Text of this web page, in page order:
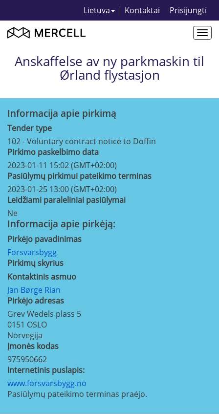
Lietuva Kontaktai Prisijungti
Anskaffelse av ny parkmaskin til
Ørland flystasjon
Informacija apie pirkimą
Tender type
102 - Voluntary contract notice to Doffin
Pirkimo paskelbimo data
2023-01-11 15:02 (GMT+02:00)
Pasiūlymų pirkimui pateikimo terminas
2023-01-25 13:00 (GMT+02:00)
Leidžiami paraleliniai pasiūlymai
Ne
Informacija apie pirkėją:
Pirkėjo pavadinimas
Forsvarsbygg
Pirkimų skyrius
Kontaktinis asmuo
Jan Børge Rian
Pirkėjo adresas
Grev Wedels plass 5
0151 OSLO
Norvegija
Įmonės kodas
975950662
Internetinis puslapis:
www.forsvarsbygg.no
Pasiūlymų pateikimo terminas praėjo.